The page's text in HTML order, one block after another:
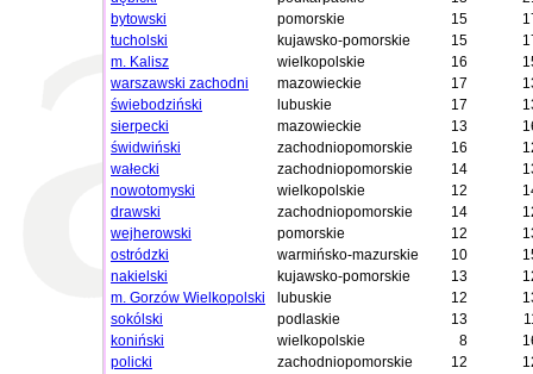
bytowski
pomorskie 15
tucholski
kujawsko-pomorskie 15
m. Kalisz
wielkopolskie 16
warszawski zachodni
mazowieckie 17
świebodziński
lubuskie 17
sierpecki
mazowieckie 13
świdwiński
zachodniopomorskie 16
wałecki
zachodniopomorskie 14
nowotomyski
wielkopolskie 12
drawski
zachodniopomorskie 14
wejherowski
pomorskie 12
ostródzki
warmińsko-mazurskie 10
nakielski
kujawsko-pomorskie 13
m. Gorzów Wielkopolski
lubuskie 12
sokólski
podlaskie 13
koniński
wielkopolskie 8
policki
zachodniopomorskie 12